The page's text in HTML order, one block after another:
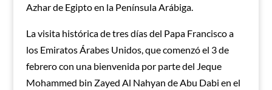
Azhar de Egipto en la Península Arábiga.
La visita histórica de tres días del Papa Francisco a
los Emiratos Árabes Unidos, que comenzó el 3 de
febrero con una bienvenida por parte del Jeque
Mohammed bin Zayed Al Nahyan de Abu Dabi en el